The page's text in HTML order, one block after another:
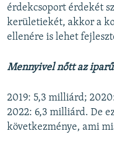
érdekcsoport érdekét
kerületiekét, akkor a
ellenére is lehet
Mennyivel nőtt az
2019: 5,3 milliárd;
2022: 6,3 milliárd. De
következménye, ami